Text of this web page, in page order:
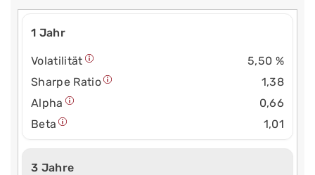
1 Jahr
Volatilität
5,50 %
Sharpe Ratio
1,38
Alpha
0,66
Beta
1,01
3 Jahre